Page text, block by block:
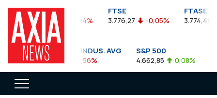
FTSEA
899,47 -0,04%
FTSE
3.776,27 -0,05%
FTASE
3.774,48
DOW JONES INDUS. AVG
35.911,81 -0,56%
S&P 500
4.662,85 0,08%